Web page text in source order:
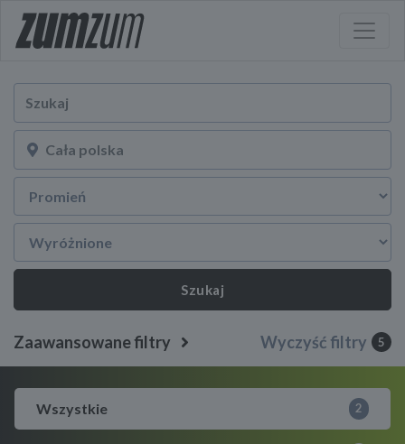
Szukaj
Zaawansowane filtry Wyczyść filtry 5
Wszystkie 2